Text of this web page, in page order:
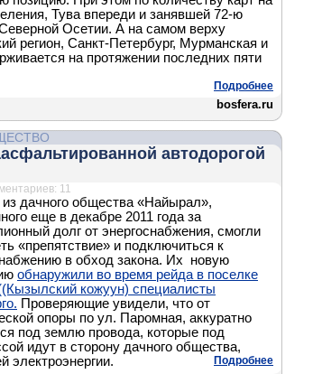
Тува впереди и занявшей 72-ю
Осетии. А на самом верху
регион, Санкт-Петербург, Мурманская и
на протяжении последних пяти
Подробнее
bosfera.ru
автодорогой
11
дачного общества «Найырал»,
еще в декабре 2011 года за
долг от энергоснабжения, смогли
«препятствие» и подключиться к
в обход закона. Их новую
обнаружили во время рейда в поселке
кожуун) специалисты
Проверяющие увидели, что от
опоры по ул. Паромная, аккуратно
под землю провода, которые под
идут в сторону дачного общества,
электроэнергии.
Подробнее